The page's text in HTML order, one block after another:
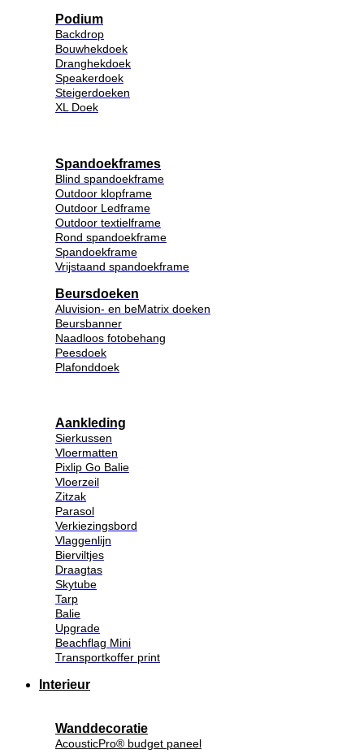
Podium
Backdrop
Bouwhekdoek
Dranghekdoek
Speakerdoek
Steigerdoeken
XL Doek
Spandoekframes
Blind spandoekframe
Outdoor klopframe
Outdoor Ledframe
Outdoor textielframe
Rond spandoekframe
Spandoekframe
Vrijstaand spandoekframe
Beursdoeken
Aluvision- en beMatrix doeken
Beursbanner
Naadloos fotobehang
Peesdoek
Plafonddoek
Aankleding
Sierkussen
Vloermatten
Pixlip Go Balie
Vloerzeil
Zitzak
Parasol
Verkiezingsbord
Vlaggenlijn
Bierviltjes
Draagtas
Skytube
Tarp
Balie
Upgrade
Beachflag Mini
Transportkoffer print
Interieur
Wanddecoratie
AcousticPro® budget paneel